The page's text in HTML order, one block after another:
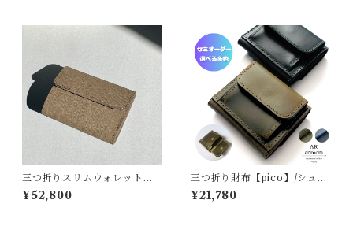
三つ折りスリムウォレット【e
l】/フレンチレザー
¥52,800
三つ折り財布【pico】/シュリ
ンクオイル2色展開
¥21,780